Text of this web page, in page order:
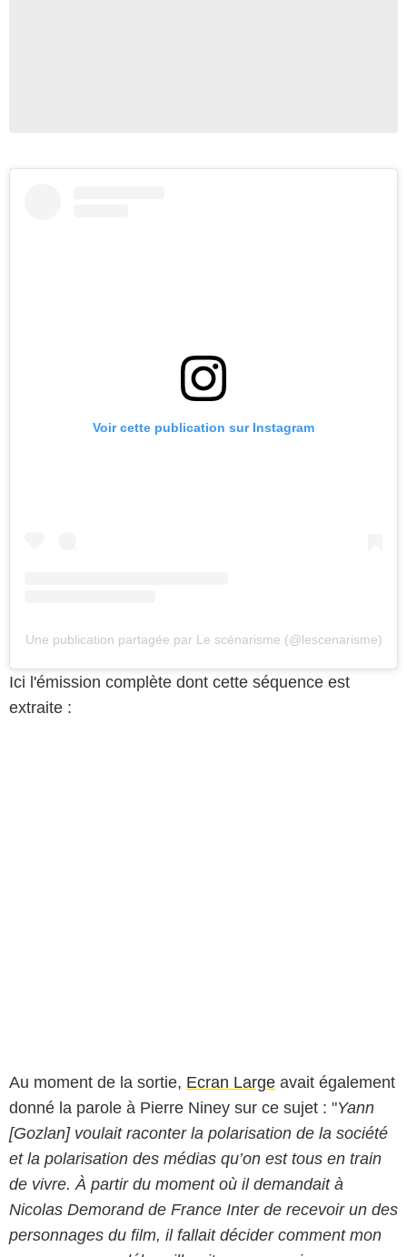
Voir cette publication sur Instagram
Une publication partagée par Le scénarisme (@lescenarisme)
Ici l'émission complète dont cette séquence est
extraite :
Au moment de la sortie, Ecran Large avait également
donné la parole à Pierre Niney sur ce sujet : "Yann
[Gozlan] voulait raconter la polarisation de la société
et la polarisation des médias qu’on est tous en train
de vivre. À partir du moment où il demandait à
Nicolas Demorand de France Inter de recevoir un des
personnages du film, il fallait décider comment mon